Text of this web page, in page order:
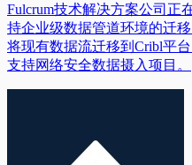
Fulcrum技术解决方案公司正
持企业级数据管道环境的迁
将现有数据流迁移到Cribl平
支持网络安全数据摄入项目。